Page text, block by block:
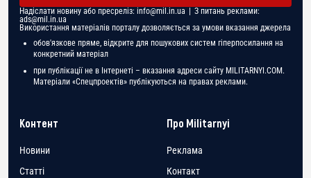
Надіслати новину або пресреліз: info@mil.in.ua | З питань реклами:
ads@mil.in.ua
Використання матеріалів порталу дозволяється за умови вказання джерела
обов'язкове пряме, відкрите для пошукових систем гіперпосилання на
конкретний матеріал
при публікації не в Інтернеті – вказання адреси сайту MILITARNYI.COM.
Матеріали «Спецпроектів» публікуються на правах реклами.
Контент
Новини
Статті
Про Militarnyi
Реклама
Контакт